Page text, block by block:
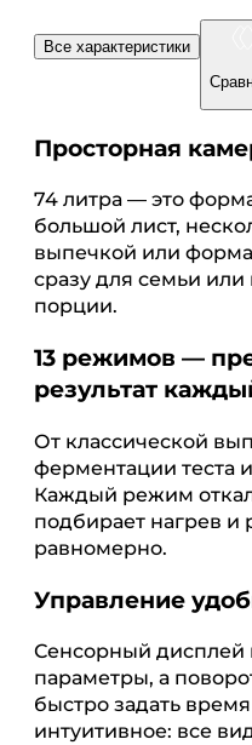
Все характеристики
Просторная
74 литра — это
большой лист,
выпечкой или
сразу для семьи или
порции.
13 режимов —
результат
От классической
ферментации теста
Каждый режим
подбирает нагрев и
равномерно.
Управление
Сенсорный дисплей
параметры, а
быстро задать
интуитивное: все